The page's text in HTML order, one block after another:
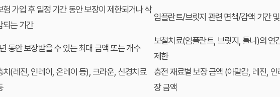
험 가입 후 일정 기간 동안 보장이 제한되거나 삭
되는 기간
임플란트/브릿지 관련 면책/감액 기간
동안 보장받을 수 있는 최대 금액 또는 개수
보철치료(임플란트, 브릿지 , 틀니)의
제한
치(레진, 인레이, 온레이 등), 크라운, 신경치료
충전 재료별 보장 금액 (아말감, 레진,
장 금액